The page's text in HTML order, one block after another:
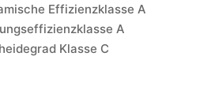
Effizienzklasse A
A
Klasse C